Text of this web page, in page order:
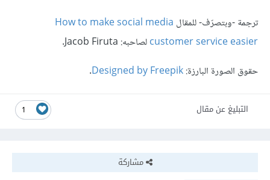
ترجمة -وبتصرّف- للمقال How to make social media
customer service easierلصاحبه: Jacob Firuta.
حقوق الصورة البارزة:Designed by Freepik
.
1 التبليغ عن مقال
مشاركة